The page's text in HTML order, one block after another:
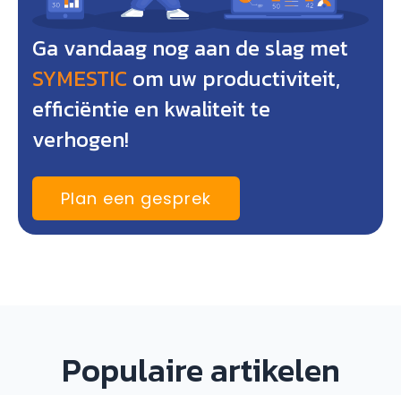
Ga vandaag nog aan de slag met
SYMESTIC om uw productiviteit,
efficiëntie en kwaliteit te
verhogen!
Plan een gesprek
Populaire artikelen